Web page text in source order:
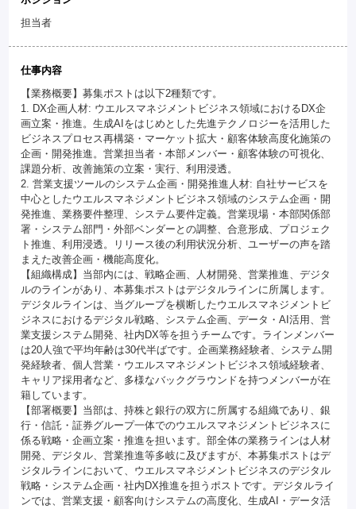
担当者
仕事内容
【業務概要】募集ポストは以下2種類です。
1. DX企画人材: ウエルスマネジメントビジネス領域におけるDX企
画立案・推進。生成AIをはじめとした先進テクノロジーを活用した
ビジネスプロセス再構築・マーケット拡大・顧客体験高度化施策の
企画・開発推進。営業担当者・本部メンバー・顧客体験の可視化、
課題分析、改善施策の立案・実行、利用浸透。
2. 営業支援ツールのシステム企画・開発推進人材: 自社サービスを
中心としたウエルスマネジメントビジネス領域のシステム企画・開
発推進、業務要件整理、システム要件定義。営業現場・本部関係部
署・システム部門・外部ベンダーとの調整、合意形成、プロジェク
ト推進、利用浸透。リリース後の利用状況分析、ユーザーの声を踏
まえた改善企画・機能高度化。
【組織構成】当部内には、戦略企画、人材開発、営業推進、デジタ
ルのラインがあり、本募集ポストはデジタルラインに所属します。
デジタルラインは、当グループを横断したウエルスマネジメントビ
ジネスにおけるデジタル戦略、システム企画、データ・AI活用、営
業支援システム開発、社内DX等を担うチームです。ラインメンバー
は20人強で平均年齢は30代半ばです。企画業務経験者、システム開
発経験者、個人営業・ウエルスマネジメントビジネス領域経験者、
キャリア採用者など、多様なバックグラウンドを持つメンバーが在
籍しています。
【部署概要】当部は、持株と銀行の双方に所属する組織であり、銀
行・信託・証券グループ一体でのウエルスマネジメントビジネスに
係る戦略・企画立案・推進を担います。部全体の業務ラインは人材
開発、デジタル、営業推進等多岐に及びますが、本募集ポストはデ
ジタルラインにおいて、ウエルスマネジメントビジネスのデジタル
戦略・システム企画・社内DX推進を担うポストです。デジタルライ
ンでは、営業支援・顧客向けシステムの高度化、生成AI・データ活